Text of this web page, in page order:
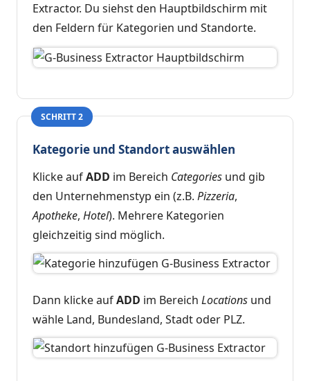
Extractor. Du siehst den Hauptbildschirm mit
den Feldern für Kategorien und Standorte.
SCHRITT 2
Kategorie und Standort auswählen
Klicke aufADD im Bereich Categories und gib
den Unternehmenstyp ein (z.B. Pizzeria,
Apotheke, Hotel). Mehrere Kategorien
gleichzeitig sind möglich.
Dann klicke aufADD im Bereich Locations und
wähle Land, Bundesland, Stadt oder PLZ.